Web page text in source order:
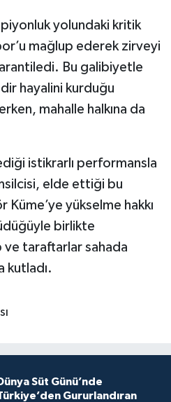
yolundaki kritik
mağlup ederek zirveyi
Bu galibiyetle
hayalini kurduğu
mahalle halkına da
istikrarlı performansla
elde ettiği bu
Küme’ye yükselme hakkı
birlikte
taraftarlar sahada
kutladı.
Süt Günü’nde
Gururlandıran